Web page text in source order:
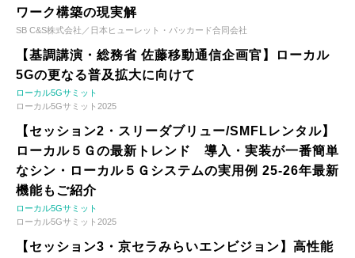
ワーク構築の現実解
SB C&S株式会社／日本ヒューレット・パッカード合同会社
【基調講演・総務省 佐藤移動通信企画官】ローカル
5Gの更なる普及拡大に向けて
ローカル5Gサミット
ローカル5Gサミット2025
【セッション2・スリーダブリュー/SMFLレンタル】
ローカル５Ｇの最新トレンド 導入・実装が一番簡単
なシン・ローカル５Ｇシステムの実用例 25-26年最新
機能もご紹介
ローカル5Gサミット
ローカル5Gサミット2025
【セッション3・京セラみらいエンビジョン】高性能